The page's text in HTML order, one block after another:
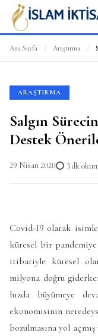
Ana Sayfa / Araştırma /
ARAŞTIRMA
Salgın
Destek
29 Nisan 2020 3 dk
Covid-19 olarak
küresel bir
itibariyle küresel
milyona doğru
hızda büyümeye
ekonomisinin
bozulmasına yol